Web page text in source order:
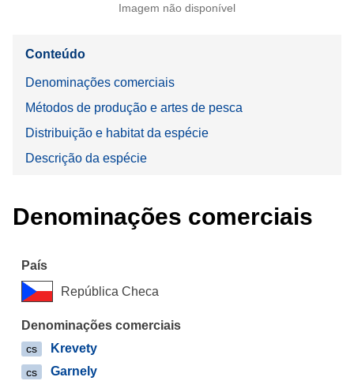
Imagem não disponível
Conteúdo
Denominações comerciais
Métodos de produção e artes de pesca
Distribuição e habitat da espécie
Descrição da espécie
Denominações comerciais
República Checa
cs Krevety
cs Garnely